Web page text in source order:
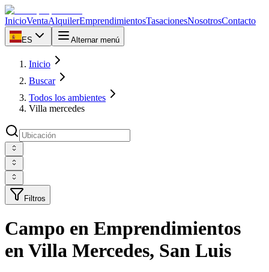
InicioVentaAlquilerEmprendimientosTasacionesNosotrosContacto
ES Alternar menú
Inicio
Buscar
Todos los ambientes
Villa mercedes
Filtros
Campo en Emprendimientos
en Villa Mercedes, San Luis